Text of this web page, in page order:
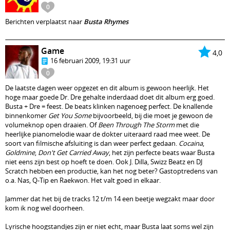
0
Berichten verplaatst naar Busta Rhymes
4,0
0
Game
16 februari 2009, 19:31 uur
De laatste dagen weer opgezet en dit album is gewoon heerlijk. Het
hoge maar goede Dr. Dre gehalte inderdaad doet dit album erg goed.
Busta + Dre = feest. De beats klinken nagenoeg perfect. De knallende
binnenkomer Get You Somebijvoorbeeld, bij die moet je gewoon de
volumeknop open draaien. OfBeen Through The Stormmet die
heerlijke pianomelodie waar de dokter uiteraard raad mee weet. De
soort van filmische afsluiting is dan weer perfect gedaan. Cocaina,
Goldmine, Don't Get Carried Away, het zijn perfecte beats waar Busta
niet eens zijn best op hoeft te doen. Ook J. Dilla, Swizz Beatz en DJ
Scratch hebben een productie, kan het nog beter? Gastoptredens van
o.a. Nas, Q-Tip en Raekwon. Het valt goed in elkaar.
Jammer dat het bij de tracks 12 t/m 14 een beetje wegzakt maar door
kom ik nog wel doorheen.
Lyrische hoogstandjes zijn er niet echt, maar Busta laat soms wel zijn